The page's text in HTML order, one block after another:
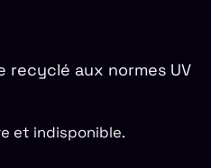
recyclé aux normes UV
et indisponible.